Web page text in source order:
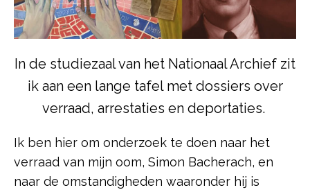
In de studiezaal van het Nationaal Archief zit
ik aan een lange tafel met dossiers over
verraad, arrestaties en deportaties.
Ik ben hier om onderzoek te doen naar het
verraad van mijn oom, Simon Bacherach, en
naar de omstandigheden waaronder hij is